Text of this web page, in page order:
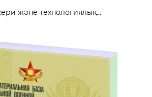
және технологиялық...